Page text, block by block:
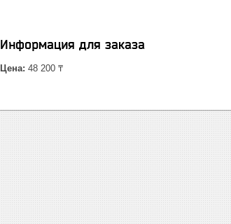
Информация для заказа
Цена: 48 200 ₸